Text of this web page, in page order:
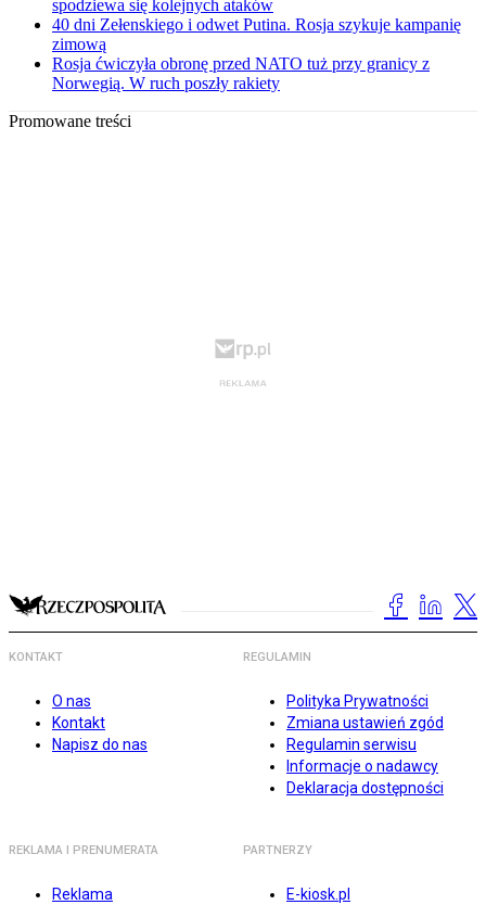
spodziewa się kolejnych ataków
40 dni Zełenskiego i odwet Putina. Rosja szykuje kampanię
zimową
Rosja ćwiczyła obronę przed NATO tuż przy granicy z
Norwegią. W ruch poszły rakiety
Promowane treści
KONTAKT
O nas
Kontakt
Napisz do nas
REGULAMIN
Polityka Prywatności
Zmiana ustawień zgód
Regulamin serwisu
Informacje o nadawcy
Deklaracja dostępności
REKLAMA I PRENUMERATA
Reklama
PARTNERZY
E-kiosk.pl